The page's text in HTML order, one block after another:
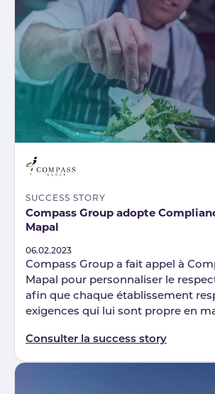
SUCCESS STORY
Compass Group adopte
Mapal
Published
06.02.2023
Compass Group a fait appel à
Mapal pour personnaliser le
afin que chaque établissement
exigences qui lui sont propre en
Consulter la success story